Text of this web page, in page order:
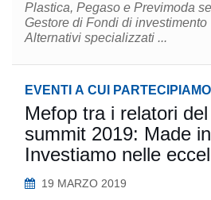
Plastica, Pegaso e Previmoda
Gestore di Fondi di investimento
Alternativi specializzati ...
EVENTI A CUI PARTECIPIAMO
Mefop tra i relatori
summit 2019: Made
Investiamo nelle
19 MARZO 2019